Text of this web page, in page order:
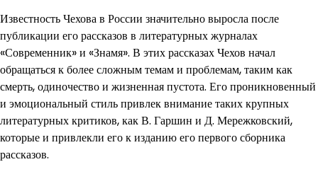
Известность Чехова в России значительно выросла после
публикации его рассказов в литературных журналах
«Современник» и «Знамя». В этих рассказах Чехов начал
обращаться к более сложным темам и проблемам, таким как
смерть, одиночество и жизненная пустота. Его проникновенный
и эмоциональный стиль привлек внимание таких крупных
литературных критиков, как В. Гаршин и Д. Мережковский,
которые и привлекли его к изданию его первого сборника
рассказов.